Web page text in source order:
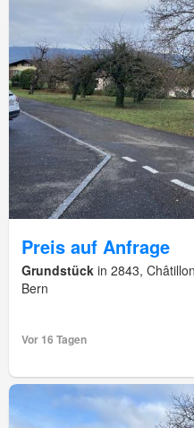
Preis auf Anfrage
Grundstück in 2843,
Bern
Vor 16 Tagen